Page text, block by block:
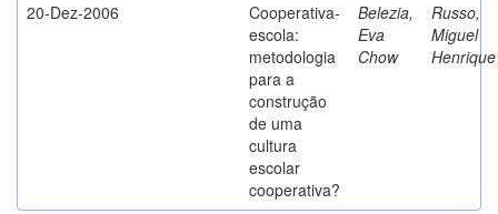
20-Dez-2006
Cooperativa-
escola:
metodologia
para a
construção
de uma
cultura
escolar
cooperativa?
Belezia,
Eva
Chow
Russo,
Miguel
Henrique